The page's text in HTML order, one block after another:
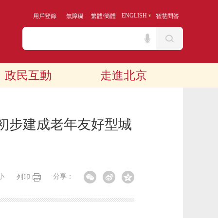
用戶登錄 無障礙 繁體/簡體 ENGLISH 智慧問答
政民互動 走進北京
步建成老年友好型城
分享：
列印